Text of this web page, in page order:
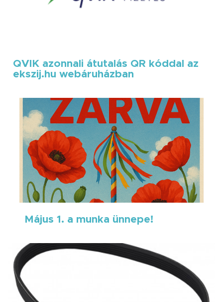
QVIK azonnali átutalás QR kóddal az
ekszij.hu webáruházban
Május 1. a munka ünnepe!